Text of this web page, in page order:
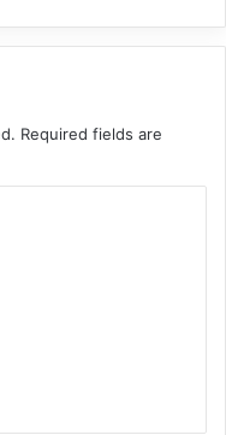
Required fields are